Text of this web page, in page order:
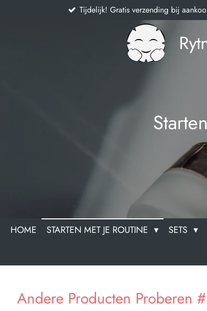
Tijdelijk! Gratis verzending bij
HOME STARTEN MET JE ROUTINE SETS
Andere Producten Proberen